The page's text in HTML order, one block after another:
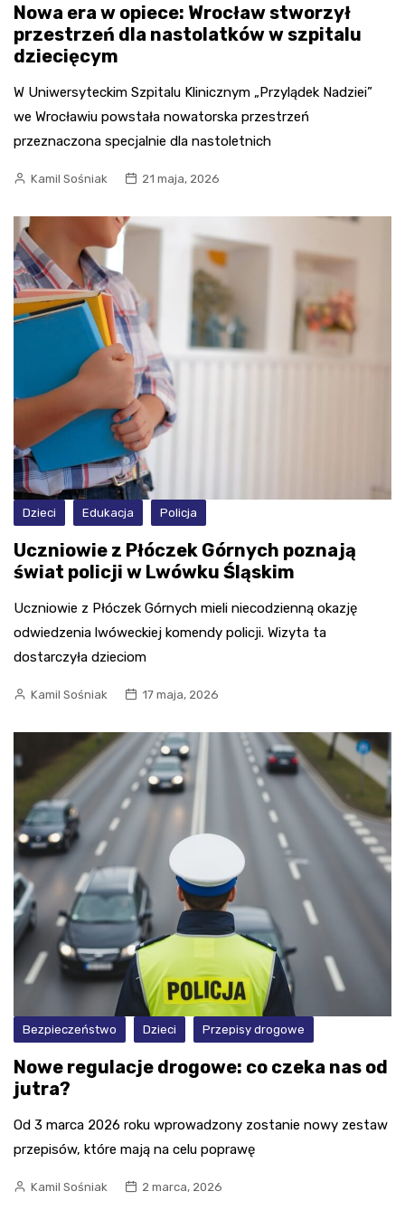
Nowa era w opiece: Wrocław stworzył
przestrzeń dla nastolatków w szpitalu
dziecięcym
W Uniwersyteckim Szpitalu Klinicznym „Przylądek Nadziei”
we Wrocławiu powstała nowatorska przestrzeń
przeznaczona specjalnie dla nastoletnich
Kamil Sośniak 21 maja, 2026
Dzieci Edukacja Policja
Uczniowie z Płóczek Górnych poznają
świat policji w Lwówku Śląskim
Uczniowie z Płóczek Górnych mieli niecodzienną okazję
odwiedzenia lwóweckiej komendy policji. Wizyta ta
dostarczyła dzieciom
Kamil Sośniak 17 maja, 2026
Bezpieczeństwo Dzieci Przepisy drogowe
Nowe regulacje drogowe: co czeka nas od
jutra?
Od 3 marca 2026 roku wprowadzony zostanie nowy zestaw
przepisów, które mają na celu poprawę
Kamil Sośniak 2 marca, 2026